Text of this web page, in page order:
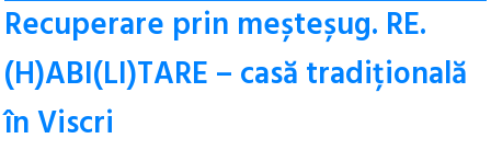
Recuperare prin meșteșug. RE.
(H)ABI(LI)TARE – casă tradițională
în Viscri